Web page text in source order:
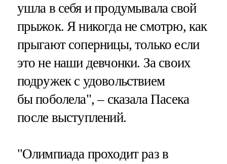
ушла в себя и продумывала свой
прыжок. Я никогда не смотрю, как
прыгают соперницы, только если
это не наши девчонки. За своих
подружек с удовольствием
бы поболела", – сказала Пасека
после выступлений.
"Олимпиада проходит раз в